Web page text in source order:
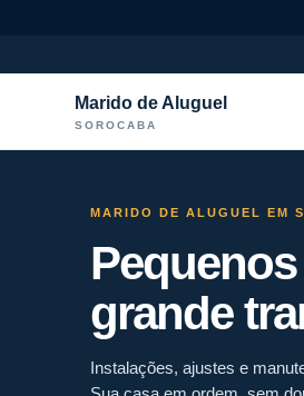
Marido de Aluguel
SOROCABA
MARIDO DE ALUGUEL EM
grande
Instalações, ajustes e